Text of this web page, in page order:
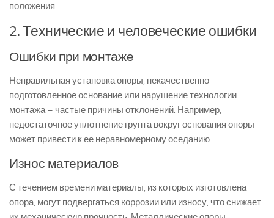
положения.
2. Технические и человеческие ошибки
Ошибки при монтаже
Неправильная установка опоры, некачественно
подготовленное основание или нарушение технологии
монтажа – частые причины отклонений. Например,
недостаточное уплотнение грунта вокруг основания опоры
может привести к ее неравномерному оседанию.
Износ материалов
С течением времени материалы, из которых изготовлена
опора, могут подвергаться коррозии или износу, что снижает